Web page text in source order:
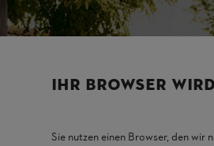
IHR BROWSER
Sie nutzen einen Browser, den